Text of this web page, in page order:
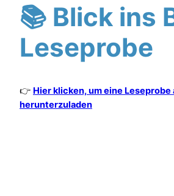
📚 Blick ins
Leseprobe
👉 Hier klicken, um eine Leseprobe
herunterzuladen